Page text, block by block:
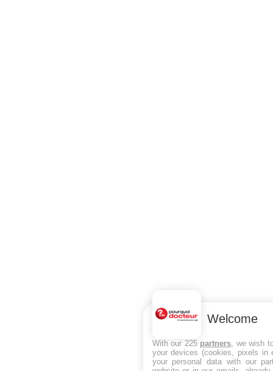
Welcome
With our 225 partners , we wish
your devices (cookies, pixels in
your personal data with our